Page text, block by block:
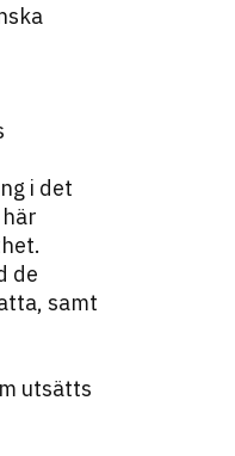
i det
de
samt
utsätts